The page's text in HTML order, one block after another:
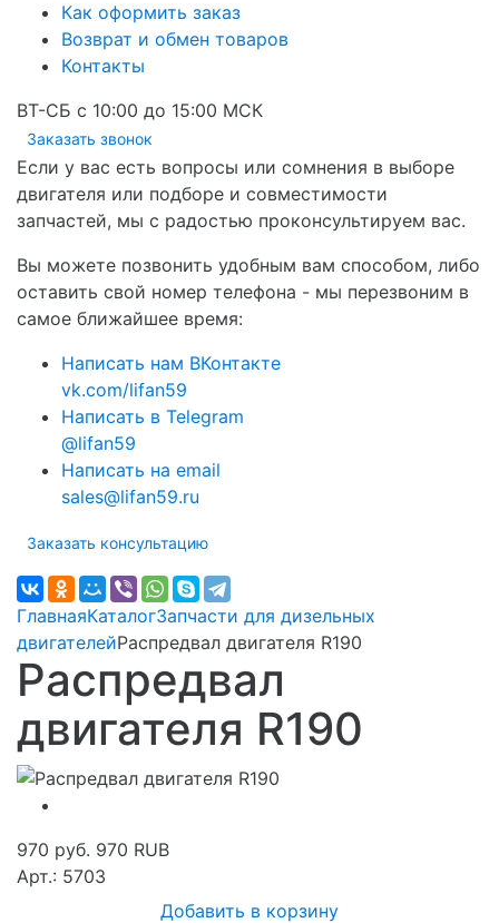
Как оформить заказ
Возврат и обмен товаров
Контакты
ВТ-СБ с 10:00 до 15:00 МСК
Заказать звонок
Если у вас есть вопросы или сомнения в выборе
двигателя или подборе и совместимости
запчастей, мы с радостью проконсультируем вас.
Вы можете позвонить удобным вам способом, либо
оставить свой номер телефона - мы перезвоним в
самое ближайшее время:
Написать нам ВКонтакте
vk.com/lifan59
Написать в Telegram
@lifan59
Написать на email
sales@lifan59.ru
Заказать консультацию
ГлавнаяКаталогЗапчасти для дизельных
двигателейРаспредвал двигателя R190
Распредвал
двигателя R190
970 руб. 970 RUB
Арт.: 5703
Добавить в корзину